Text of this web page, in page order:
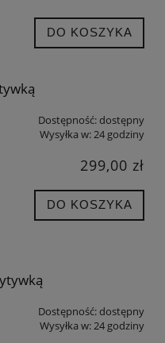
DO KOSZYKA
Dostępność:dostępny
Wysyłka w:24 godziny
299,00 zł
DO KOSZYKA
Dostępność:dostępny
Wysyłka w:24 godziny